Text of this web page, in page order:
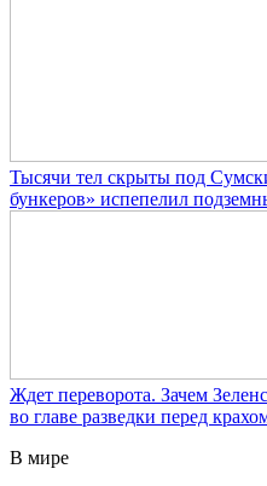
Тысячи тел скрыты под
бункеров» испепелил
Ждет переворота. Зачем
во главе разведки перед
В мире